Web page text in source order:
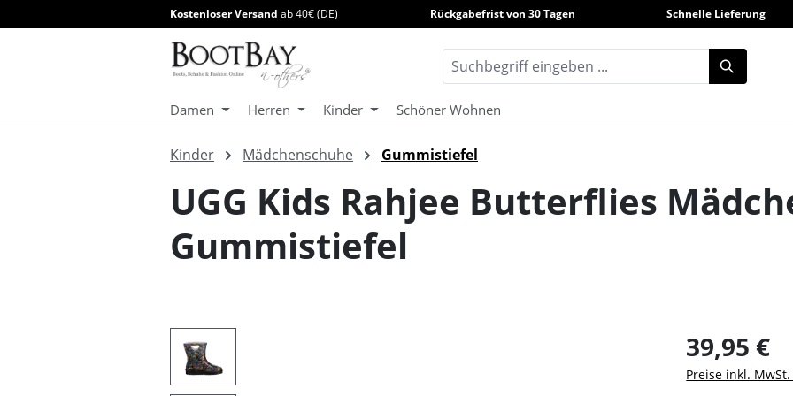
Zur Hauptnavigation springen
Kostenloser Versand ab 40€ (DE) Rückgabefrist von 30 Tagen Schnelle Lieferung
Damen Herren Kinder Schöner Wohnen
Kinder Mädchenschuhe Gummistiefel
UGG Kids Rahjee Butterflies
Gummistiefel
Bildergalerie überspringen 39,95 €
Preise inkl.